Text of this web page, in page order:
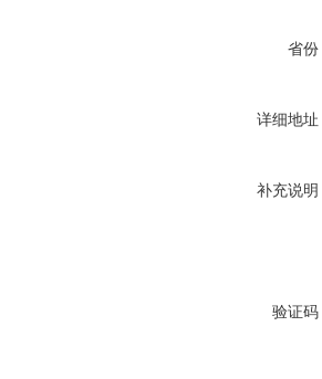
省份
详细地址
补充说明
验证码